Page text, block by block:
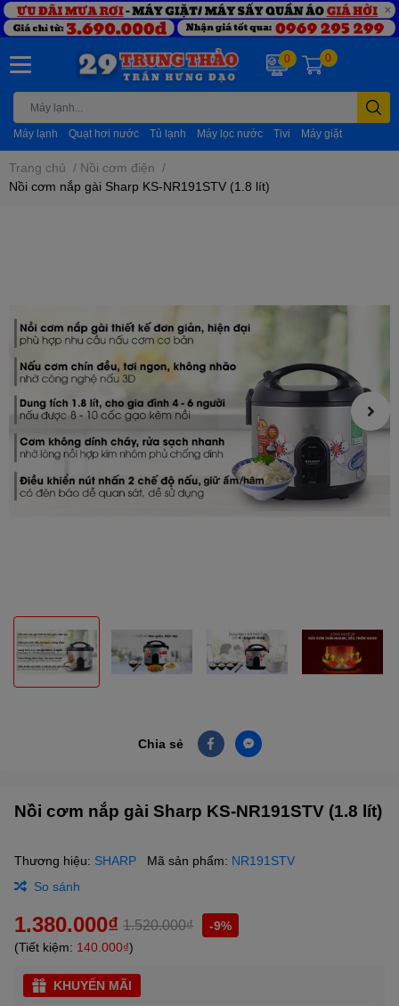
Máy lạnh Quạt hơi nước Tủ lạnh Máy lọc nước Tivi Máy giặt
0 0
Trang chủ / Nồi cơm điện /
Nồi cơm nắp gài Sharp KS-NR191STV (1.8 lít)
Chia sẻ
Nồi cơm nắp gài Sharp KS-NR191STV (1.8 lít)
Thương hiệu: SHARP Mã sản phẩm: NR191STV
So sánh
1.380.000₫ 1.520.000₫
-9%
(Tiết kiệm: 140.000₫)
KHUYẾN MÃI